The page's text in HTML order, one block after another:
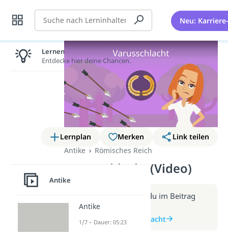
Suche Neu:
Lernplan Merken
Link teilen
Antike
Römisches Reich
Varusschlacht (Video)
Weitere Infos erhältst du im Beitrag
zum Video
zum Beitrag: Varusschlacht
Lernen lohnt sich!
Entdecke hier deine Chancen.
Antike
Antike
1/7 – Dauer: 05:23